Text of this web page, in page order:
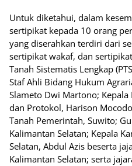
Untuk diketahui, dalam
sertipikat kepada 10 orang
yang diserahkan terdiri dari
sertipikat wakaf, dan
Tanah Sistematis Lengkap
Staf Ahli Bidang Hukum
Slameto Dwi Martono;
dan Protokol, Harison
Tanah Pemerintah, Suwito;
Kalimantan Selatan; Kepala
Selatan, Abdul Azis beserta
Kalimantan Selatan; serta